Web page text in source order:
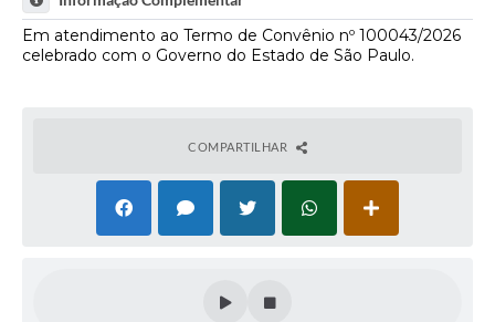
Enquete
Em atendimento ao Termo de Convênio nº 100043/2026
celebrado com o Governo do Estado de São Paulo.
COMPARTILHAR